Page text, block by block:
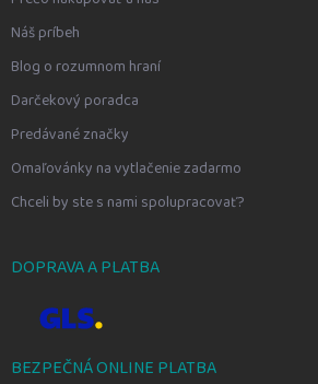
Náš príbeh
Blog o rozumnom hraní
Darčekový poradca
Predávané značky
Omaľovánky na vytlačenie zadarmo
Chceli by ste s nami spolupracovať?
DOPRAVA A PLATBA
BEZPEČNÁ ONLINE PLATBA